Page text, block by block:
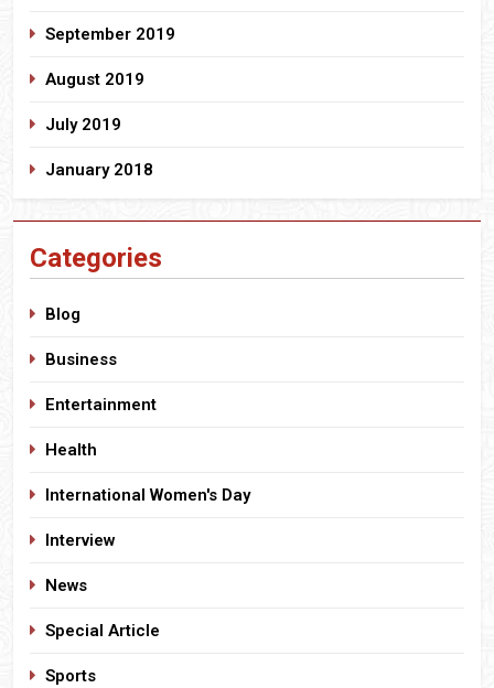
September 2019
August 2019
July 2019
January 2018
Categories
Blog
Business
Entertainment
Health
International Women's Day
Interview
News
Special Article
Sports